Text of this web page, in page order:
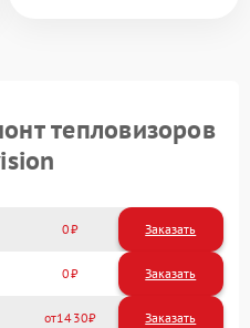
тепловизоров
0 Заказать
0 Заказать
1430